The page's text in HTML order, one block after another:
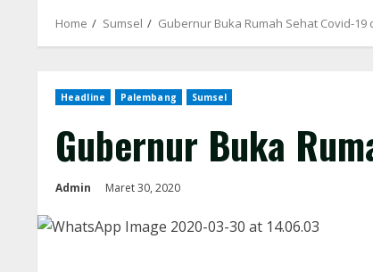
Home Sumsel Gubernur Buka Rumah Sehat Covid-19
Headline Palembang Sumsel
Gubernur Buka
Admin Maret 30, 2020